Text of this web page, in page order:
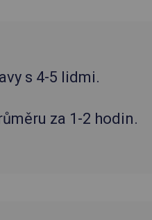
s 4-5 lidmi.
za 1-2 hodin.